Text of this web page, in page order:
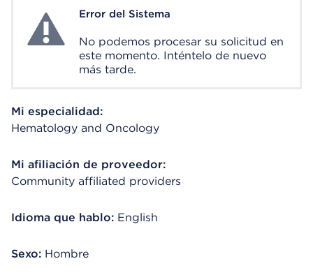
System ErrorError del Sistema
No podemos procesar su solicitud en
este momento. Inténtelo de nuevo
más tarde.
Mi especialidad:
Hematology and Oncology
Mi afiliación de proveedor:
Community affiliated providers
Idioma que hablo: English
Sexo: Hombre